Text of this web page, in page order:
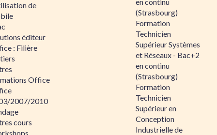
de
éditeur
: Filière
Office
2007/2010
cours
(Strasbourg)
Formation
Technicien
Supérieur Systèmes
et Réseaux - Bac+2
en continu
(Strasbourg)
Formation
Technicien
Supérieur en
Conception
Industrielle de